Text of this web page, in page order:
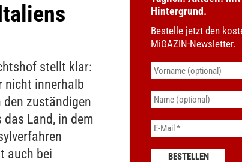
stellt klar:
nicht innerhalb
zuständigen
Land, in dem
auch bei
Hintergrund.
Bestelle jetzt den
MiGAZIN-Newsletter.